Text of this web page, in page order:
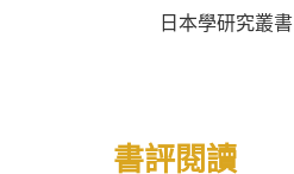
日本學研究叢書
書評閱讀